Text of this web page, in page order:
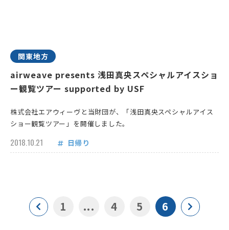
関東地方
airweave presents 浅田真央スペシャルアイスショ
ー観覧ツアー supported by USF
株式会社エアウィーヴと当財団が、「浅田真央スペシャルアイス
ショー観覧ツアー」を開催しました。
2018.10.21 日帰り
1 ... 4 5 6